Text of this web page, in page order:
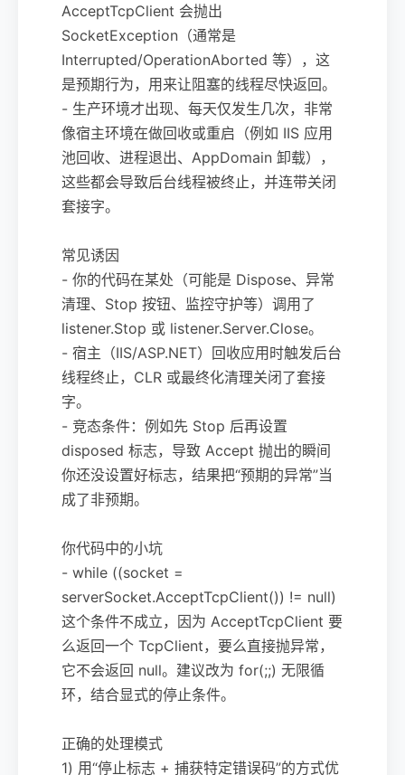
AcceptTcpClient 会抛出
SocketException（通常是
Interrupted/OperationAborted 等），这
是预期行为，用来让阻塞的线程尽快返回。
- 生产环境才出现、每天仅发生几次，非常
像宿主环境在做回收或重启（例如 IIS 应用
池回收、进程退出、AppDomain 卸载），
这些都会导致后台线程被终止，并连带关闭
套接字。
常见诱因
- 你的代码在某处（可能是 Dispose、异常
清理、Stop 按钮、监控守护等）调用了
listener.Stop 或 listener.Server.Close。
- 宿主（IIS/ASP.NET）回收应用时触发后台
线程终止，CLR 或最终化清理关闭了套接
字。
- 竞态条件：例如先 Stop 后再设置
disposed 标志，导致 Accept 抛出的瞬间
你还没设置好标志，结果把“预期的异常”当
成了非预期。
你代码中的小坑
- while ((socket =
serverSocket.AcceptTcpClient()) != null)
这个条件不成立，因为 AcceptTcpClient 要
么返回一个 TcpClient，要么直接抛异常，
它不会返回 null。建议改为 for(;;) 无限循
环，结合显式的停止条件。
正确的处理模式
1) 用“停止标志 + 捕获特定错误码”的方式优